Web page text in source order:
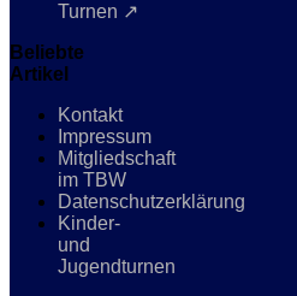
Turnen ↗
Beliebte
Artikel
Kontakt
Impressum
Mitgliedschaft
im TBW
Datenschutzerklärung
Kinder-
und
Jugendturnen